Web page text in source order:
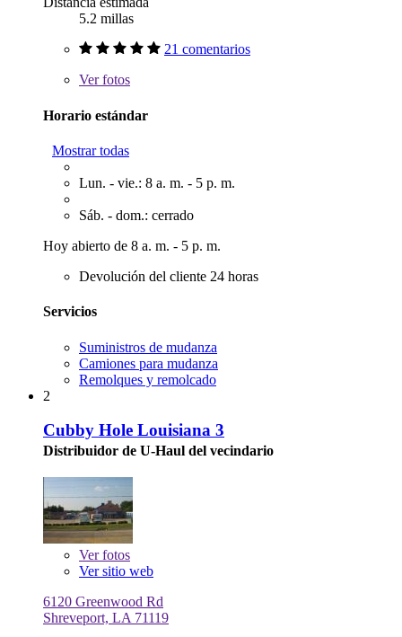
5.2 millas
21 comentarios
Verfotos
Horario estándar
Mostrar todas
Lun. - vie.: 8 a. m. - 5 p. m.
Sáb. - dom.: cerrado
Hoy abierto de 8 a. m. - 5 p. m.
Devolución del cliente 24 horas
Servicios
Suministros de mudanza
Camiones para mudanza
Remolques y remolcado
2
Cubby Hole Louisiana 3
Distribuidor de U-Haul del vecindario
Verfotos
Ver sitio web
6120 Greenwood Rd
Shreveport, LA 71119